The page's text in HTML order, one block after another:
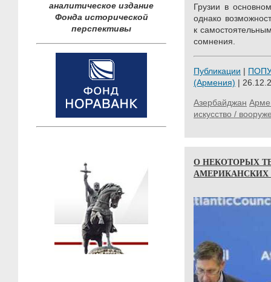
аналитическое издание
Фонда исторической
перспективы
Грузии в
однако
к
сомнения.
Публикации |
(Армения) |
Азербайджан
искусство /
О НЕКОТОРЫХ